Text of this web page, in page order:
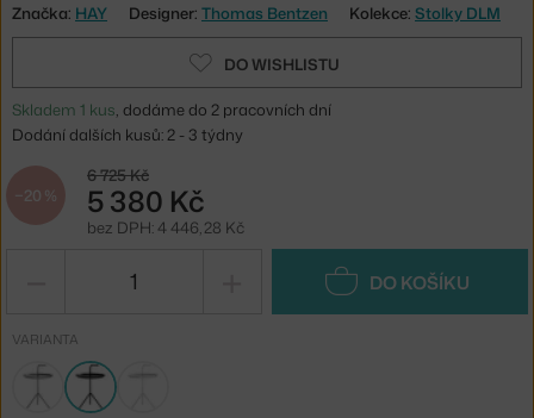
Značka: HAY Designer: Thomas Bentzen Kolekce: Stolky DLM
DO WISHLISTU
Skladem 1 kus , dodáme do 2 pracovních dní
Dodání dalších kusů: 2 - 3 týdny
−20 %
6 725 Kč
5 380 Kč
bez DPH: 4 446,28 Kč
DO KOŠÍKU
VARIANTA